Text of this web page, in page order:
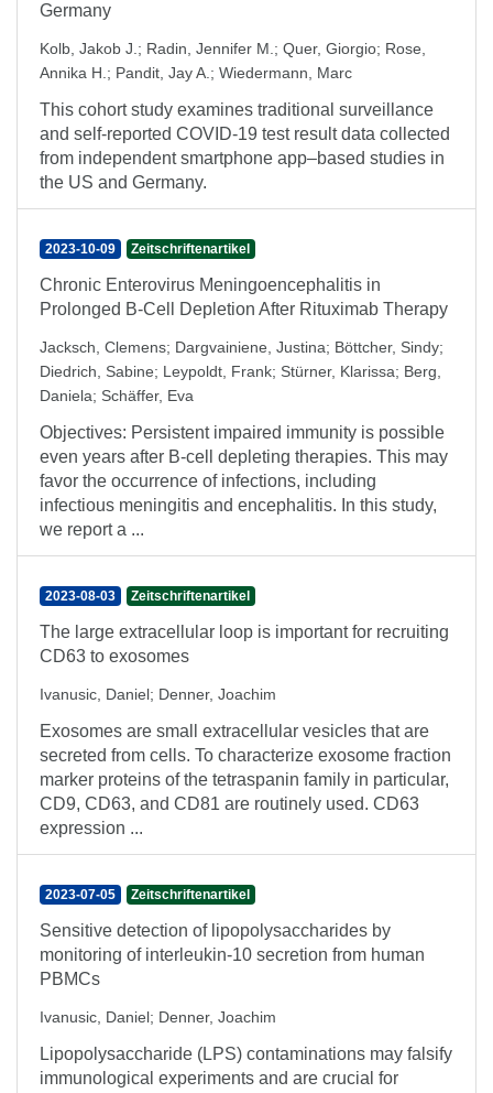
Germany
Kolb, Jakob J. ; Radin, Jennifer M. ; Quer, Giorgio; Rose,
Annika H. ; Pandit, Jay A. ; Wiedermann, Marc
This cohort study examines traditional surveillance
and self-reported COVID-19 test result data collected
from independent smartphone app–based studies in
the US and Germany.
2023-10-09 Zeitschriftenartikel
Chronic Enterovirus Meningoencephalitis in
Prolonged B-Cell Depletion After Rituximab Therapy
Jacksch, Clemens; Dargvainiene, Justina; Böttcher, Sindy;
Diedrich, Sabine; Leypoldt, Frank; Stürner, Klarissa; Berg,
Daniela; Schäffer, Eva
Objectives: Persistent impaired immunity is possible
even years after B-cell depleting therapies. This may
favor the occurrence of infections, including
infectious meningitis and encephalitis. In this study,
we report a ...
2023-08-03 Zeitschriftenartikel
The large extracellular loop is important for recruiting
CD63 to exosomes
Ivanusic, Daniel; Denner, Joachim
Exosomes are small extracellular vesicles that are
secreted from cells. To characterize exosome fraction
marker proteins of the tetraspanin family in particular,
CD9, CD63, and CD81 are routinely used. CD63
expression ...
2023-07-05 Zeitschriftenartikel
Sensitive detection of lipopolysaccharides by
monitoring of interleukin-10 secretion from human
PBMCs
Ivanusic, Daniel; Denner, Joachim
Lipopolysaccharide (LPS) contaminations may falsify
immunological experiments and are crucial for